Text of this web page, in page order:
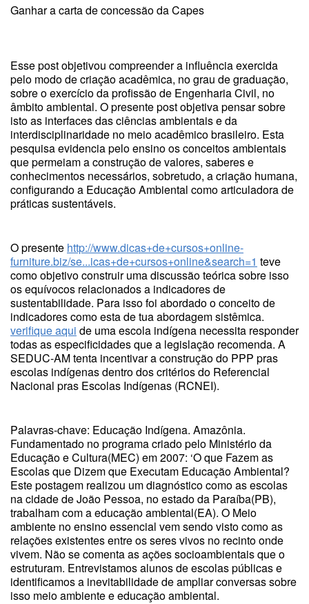
Ganhar a carta de concessão da Capes
Esse post objetivou compreender a influência exercida
pelo modo de criação acadêmica, no grau de graduação,
sobre o exercício da profissão de Engenharia Civil, no
âmbito ambiental. O presente post objetiva pensar sobre
isto as interfaces das ciências ambientais e da
interdisciplinaridade no meio acadêmico brasileiro. Esta
pesquisa evidencia pelo ensino os conceitos ambientais
que permeiam a construção de valores, saberes e
conhecimentos necessários, sobretudo, a criação humana,
configurando a Educação Ambiental como articuladora de
práticas sustentáveis.
O presente http://www.dicas+de+cursos+online-
furniture.biz/se...icas+de+cursos+online&search=1 teve
como objetivo construir uma discussão teórica sobre isso
os equívocos relacionados a indicadores de
sustentabilidade. Para isso foi abordado o conceito de
indicadores como esta de tua abordagem sistêmica.
verifique aqui de uma escola indígena necessita responder
todas as especificidades que a legislação recomenda. A
SEDUC-AM tenta incentivar a construção do PPP pras
escolas indígenas dentro dos critérios do Referencial
Nacional pras Escolas Indígenas (RCNEI).
Palavras-chave: Educação Indígena. Amazônia.
Fundamentado no programa criado pelo Ministério da
Educação e Cultura(MEC) em 2007: ‘O que Fazem as
Escolas que Dizem que Executam Educação Ambiental?
Este postagem realizou um diagnóstico como as escolas
na cidade de João Pessoa, no estado da Paraíba(PB),
trabalham com a educação ambiental(EA). O Meio
ambiente no ensino essencial vem sendo visto como as
relações existentes entre os seres vivos no recinto onde
vivem. Não se comenta as ações socioambientais que o
estruturam. Entrevistamos alunos de escolas públicas e
identificamos a inevitabilidade de ampliar conversas sobre
isso meio ambiente e educação ambiental.